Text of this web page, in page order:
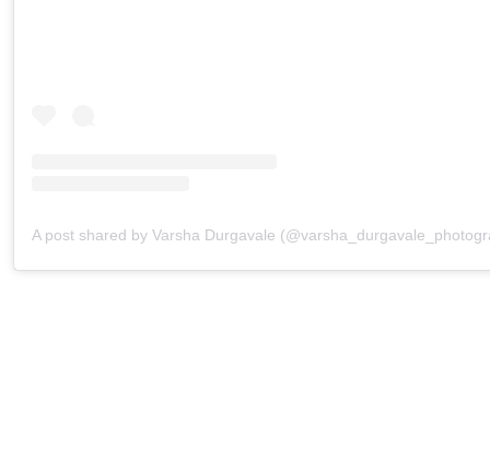
A post shared by Varsha Durgavale